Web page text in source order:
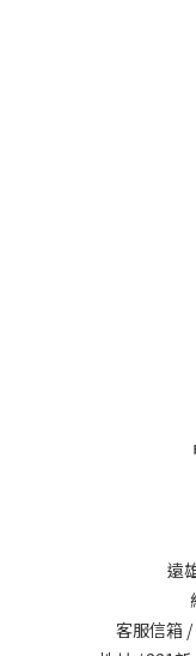
遠
客服信箱